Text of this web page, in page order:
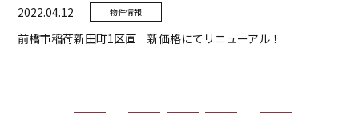
2022.04.12 物件情報
前橋市稲荷新田町1区画 新価格にてリニューアル！